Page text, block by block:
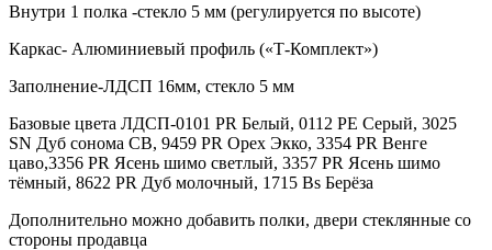
Внутри 1 полка -стекло 5 мм (регулируется по высоте)
Каркас- Алюминиевый профиль («Т-Комплект»)
Заполнение-ЛДСП 16мм, стекло 5 мм
Базовые цвета ЛДСП-0101 PR Белый, 0112 PE Серый, 3025
SN Дуб сонома СВ, 9459 PR Орех Экко, 3354 PR Венге
цаво,3356 PR Ясень шимо светлый, 3357 PR Ясень шимо
тёмный, 8622 PR Дуб молочный, 1715 Bs Берёза
Дополнительно можно добавить полки, двери стеклянные со
стороны продавца